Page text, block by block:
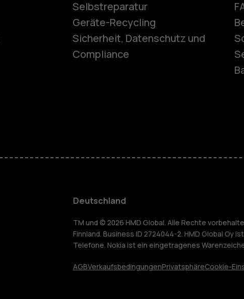
Smartphones
Feature Phones
HMD Terra M
Für
Tablets
Shop
Selbstreparatur
Geräte-Recycling
Sicherheit, Datenschutz und
Compliance
Deutschland
TM und © 2026 HMD Global. Alle Rechte
Finnland. Business ID 2724044-2. HMD Global Oy
Telefone. Nokia ist ein eingetragenes
AGBVerkaufsbedingungenPrivatsphäreCookie-